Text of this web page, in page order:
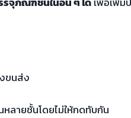
ขนส่ง
ายชั้นโดยไม่ให้กดทับกัน